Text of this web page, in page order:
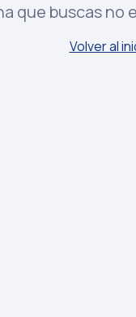
que buscas no
Volver al